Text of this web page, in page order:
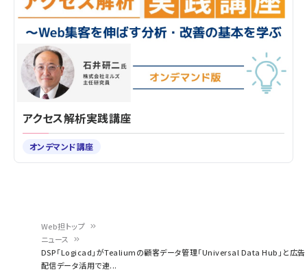
Web担トップ
ニュース
DSP「Logicad」がTealiumの顧客データ管理「Universal Data Hub」と広告
配信データ活用で連...
アクセス解析実践講座
オンデマンド講座